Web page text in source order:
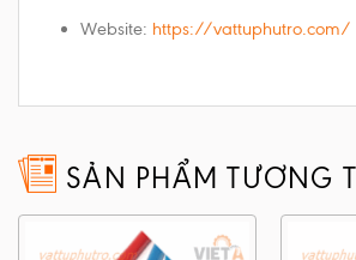
Website: https://vattuphutro.com/
SẢN PHẨM TƯƠNG